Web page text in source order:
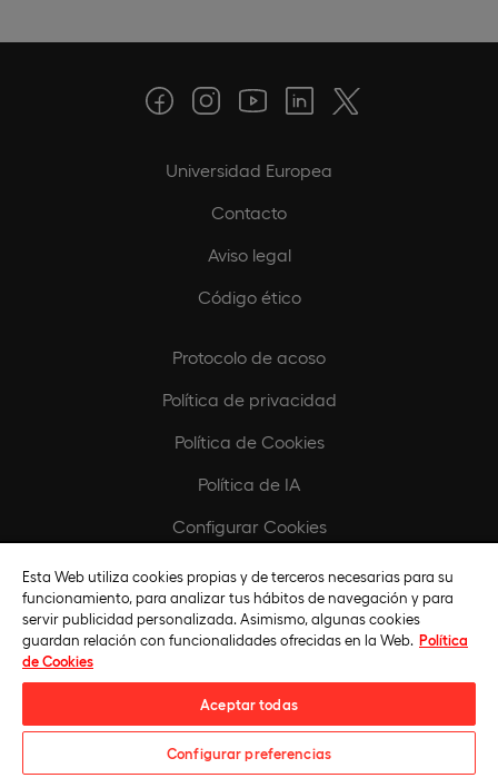
Universidad Europea
Contacto
Aviso legal
Código ético
Protocolo de acoso
Política de privacidad
Política de Cookies
Política de IA
Configurar Cookies
Europeamedia
Fundación Universidad Europea
Esta Web utiliza cookies propias y de terceros necesarias para su
funcionamiento, para analizar tus hábitos de navegación y para
servir publicidad personalizada. Asimismo, algunas cookies
guardan relación con funcionalidades ofrecidas en la Web. Política
de Cookies
Aceptar todas
Configurar preferencias